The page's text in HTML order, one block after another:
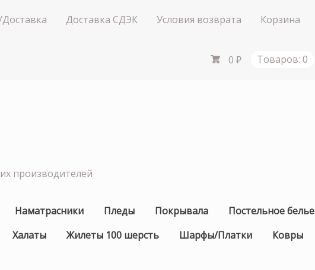
Доставка СДЭК Условия возврата Корзина
0 ₽ Товаров: 0
производителей
Наматрасники Пледы Покрывала Постельное белье
Халаты Жилеты 100 шерсть Шарфы/Платки Ковры